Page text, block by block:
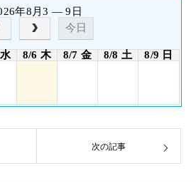
年8月3 — 9日
今日
8/6 木 8/7 金 8/8 土 8/9 日
次の記事